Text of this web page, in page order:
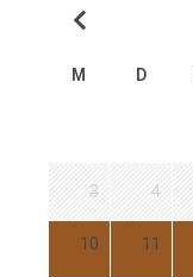
M D
3 4
10 11